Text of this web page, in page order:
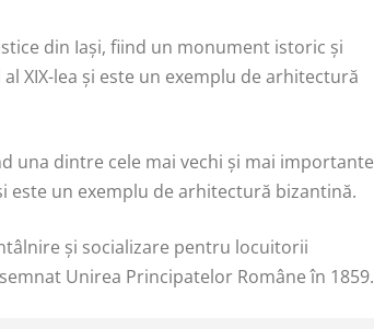
din Iași, fiind un monument istoric și
XIX-lea și este un exemplu de arhitectură
una dintre cele mai vechi și mai importante
este un exemplu de arhitectură bizantină.
și socializare pentru locuitorii
Unirea Principatelor Române în 1859.